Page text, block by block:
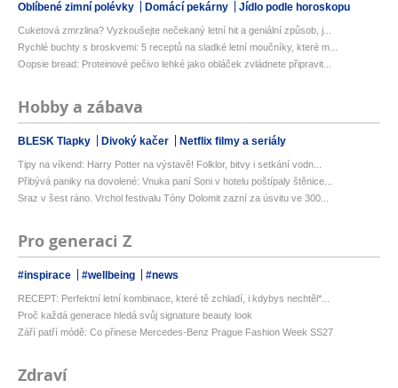
Oblíbené zimní polévky Domácí pekárny Jídlo podle horoskopu
Cuketová zmrzlina? Vyzkoušejte nečekaný letní hit a geniální způsob, j...
Rychlé buchty s broskvemi: 5 receptů na sladké letní moučníky, které m...
Oopsie bread: Proteinové pečivo lehké jako obláček zvládnete připravit...
Hobby a zábava
BLESK Tlapky Divoký kačer Netflix filmy a seriály
Tipy na víkend: Harry Potter na výstavě! Folklor, bitvy i setkání vodn...
Přibývá paniky na dovolené: Vnuka paní Soni v hotelu poštípaly štěnice...
Sraz v šest ráno. Vrchol festivalu Tóny Dolomit zazní za úsvitu ve 300...
Pro generaci Z
#inspirace #wellbeing #news
RECEPT: Perfektní letní kombinace, které tě zchladí, i kdybys nechtěl*...
Proč každá generace hledá svůj signature beauty look
Září patří módě: Co přinese Mercedes-Benz Prague Fashion Week SS27
Zdraví